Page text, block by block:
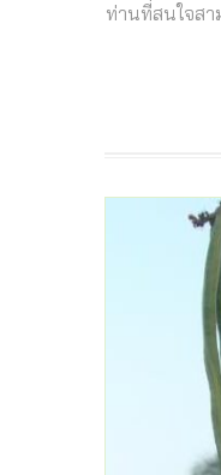
ท่านที่สนใจสา